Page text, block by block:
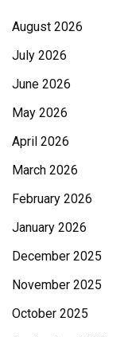
August 2026
July 2026
June 2026
May 2026
April 2026
March 2026
February 2026
January 2026
December 2025
November 2025
October 2025